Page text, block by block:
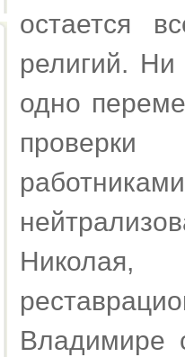
остается
религий.
одно
проверки
Владимире